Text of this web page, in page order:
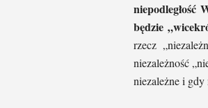
niepodległość
będzie
rzecz
niezależność
niezależne i